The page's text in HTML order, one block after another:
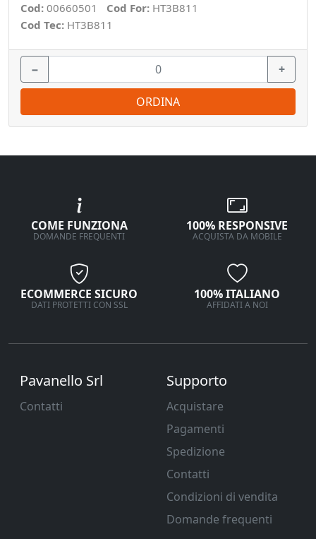
Cod: 00660501 Cod For: HT3B811
Cod Tec: HT3B811
− +
ORDINA
COME FUNZIONA
DOMANDE FREQUENTI
100% RESPONSIVE
ACQUISTA DA MOBILE
ECOMMERCE SICURO
DATI PROTETTI CON SSL
100% ITALIANO
AFFIDATI A NOI
Pavanello Srl
Contatti
Supporto
Acquistare
Pagamenti
Spedizione
Contatti
Condizioni di vendita
Domande frequenti